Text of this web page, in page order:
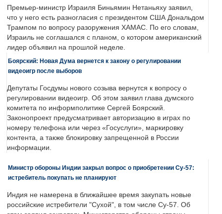
Премьер-министр Израиля Биньямин Нетаньяху заявил,
что у него есть разногласия с президентом США Дональдом
Трампом по вопросу разоружения ХАМАС. По его словам,
Израиль не соглашался с планом, о котором американский
лидер объявил на прошлой неделе.
Боярский: Новая Дума вернется к закону о регулировании
видеоигр после выборов
Депутаты Госдумы нового созыва вернутся к вопросу о
регулировании видеоигр. Об этом заявил глава думского
комитета по информполитике Сергей Боярский.
Законопроект предусматривает авторизацию в играх по
номеру телефона или через «Госуслуги», маркировку
контента, а также блокировку запрещенной в России
информации.
Министр обороны Индии закрыл вопрос о приобретении Су-57:
истребитель покупать не планируют
Индия не намерена в ближайшее время закупать новые
российские истребители "Сухой", в том числе Су-57. Об